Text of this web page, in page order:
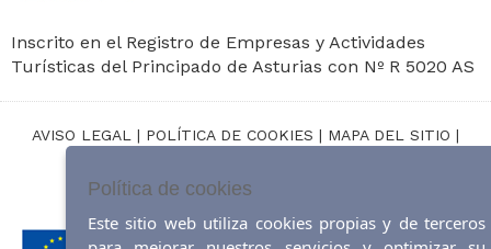
Inscrito en el Registro de Empresas y Actividades
Turísticas del Principado de Asturias con Nº R 5020 AS
AVISO LEGAL | POLÍTICA DE COOKIES | MAPA DEL SITIO |
Política de cookies
Este sitio web utiliza cookies propias y de terceros